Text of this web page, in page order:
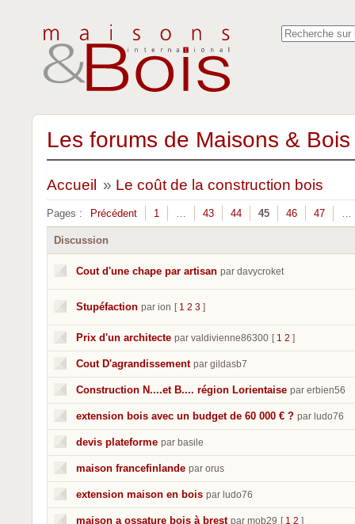
Les forums de Maisons &
Accueil » Le coût de la construction bois
Pages : Précédent 1 … 43 44 45 46 47 …
Discussion
Cout d'une chape par artisan par davycroket
Stupéfaction par ion [ 1 2 3 ]
Prix d'un architecte par valdivienne86300 [ 1 2 ]
Cout D'agrandissement par gildasb7
Construction N....et B.... région Lorientaise par erbien56
extension bois avec un budget de 60 000 € ? par ludo76
devis plateforme par basile
maison francefinlande par orus
extension maison en bois par ludo76
maison a ossature bois à brest par mob29 [ 1 2 ]